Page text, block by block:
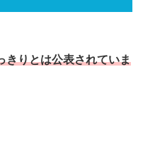
きりとは公表されていま